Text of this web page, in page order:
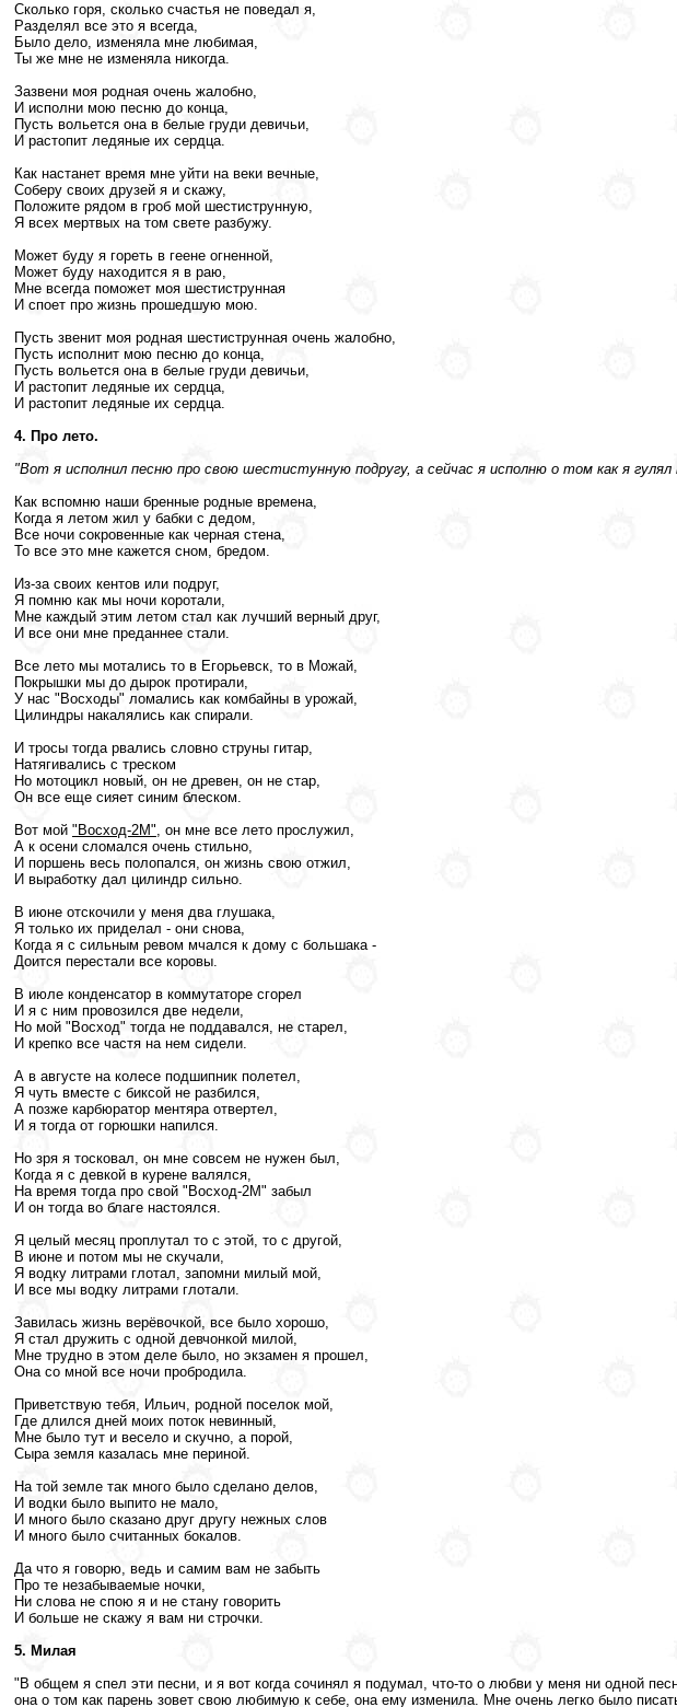
Сколько горя, сколько счастья не поведал я,
Разделял все это я всегда,
Было дело, изменяла мне любимая,
Ты же мне не изменяла никогда.
Зазвени моя родная очень жалобно,
И исполни мою песню до конца,
Пусть вольется она в белые груди девичьи,
И растопит ледяные их сердца.
Как настанет время мне уйти на веки вечные,
Соберу своих друзей я и скажу,
Положите рядом в гроб мой шестиструнную,
Я всех мертвых на том свете разбужу.
Может буду я гореть в геене огненной,
Может буду находится я в раю,
Мне всегда поможет моя шестиструнная
И споет про жизнь прошедшую мою.
Пусть звенит моя родная шестиструнная очень жалобно,
Пусть исполнит мою песню до конца,
Пусть вольется она в белые груди девичьи,
И растопит ледяные их сердца,
И растопит ледяные их сердца.
4. Про лето.
"Вот я исполнил песню про свою шестистунную подругу, а сейчас я исполню о том как я
Как вспомню наши бренные родные времена,
Когда я летом жил у бабки с дедом,
Все ночи сокровенные как черная стена,
То все это мне кажется сном, бредом.
Из-за своих кентов или подруг,
Я помню как мы ночи коротали,
Мне каждый этим летом стал как лучший верный друг,
И все они мне преданнее стали.
Все лето мы мотались то в Егорьевск, то в Можай,
Покрышки мы до дырок протирали,
У нас "Восходы" ломались как комбайны в урожай,
Цилиндры накалялись как спирали.
И тросы тогда рвались словно струны гитар,
Натягивались с треском
Но мотоцикл новый, он не древен, он не стар,
Он все еще сияет синим блеском.
Вот мой "Восход-2М", он мне все лето прослужил,
А к осени сломался очень стильно,
И поршень весь полопался, он жизнь свою отжил,
И выработку дал цилиндр сильно.
В июне отскочили у меня два глушака,
Я только их приделал - они снова,
Когда я с сильным ревом мчался к дому с большака -
Доится перестали все коровы.
В июле конденсатор в коммутаторе сгорел
И я с ним провозился две недели,
Но мой "Восход" тогда не поддавался, не старел,
И крепко все частя на нем сидели.
А в августе на колесе подшипник полетел,
Я чуть вместе с биксой не разбился,
А позже карбюратор ментяра отвертел,
И я тогда от горюшки напился.
Но зря я тосковал, он мне совсем не нужен был,
Когда я с девкой в курене валялся,
На время тогда про свой "Восход-2М" забыл
И он тогда во благе настоялся.
Я целый месяц проплутал то с этой, то с другой,
В июне и потом мы не скучали,
Я водку литрами глотал, запомни милый мой,
И все мы водку литрами глотали.
Завилась жизнь верёвочкой, все было хорошо,
Я стал дружить с одной девчонкой милой,
Мне трудно в этом деле было, но экзамен я прошел,
Она со мной все ночи пробродила.
Приветствую тебя, Ильич, родной поселок мой,
Где длился дней моих поток невинный,
Мне было тут и весело и скучно, а порой,
Сыра земля казалась мне периной.
На той земле так много было сделано делов,
И водки было выпито не мало,
И много было сказано друг другу нежных слов
И много было считанных бокалов.
Да что я говорю, ведь и самим вам не забыть
Про те незабываемые ночки,
Ни слова не спою я и не стану говорить
И больше не скажу я вам ни строчки.
5. Милая
"В общем я спел эти песни, и я вот когда сочинял я подумал, что-то о любви у меня ни одной
она о том как парень зовет свою любимую к себе, она ему изменила. Мне очень легко было